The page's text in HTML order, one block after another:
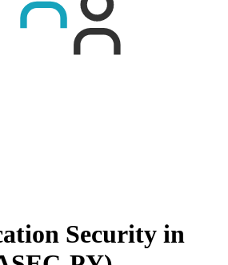
Security in